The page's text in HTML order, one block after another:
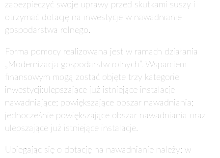
zabezpieczyć swoje uprawy przed skutkami suszy i
otrzymać dotację na inwestycje w nawadnianie
gospodarstwa rolnego.
Forma pomocy realizowana jest w ramach działania
„Modernizacja gospodarstw rolnych”. Wsparciem
finansowym mogą zostać objęte trzy kategorie
inwestycji:ulepszające już istniejące instalacje
nawadniające; powiększające obszar nawadniania;
jednocześnie powiększające obszar nawadniania oraz
ulepszające już istniejące instalacje.
Ubiegając się o dotację na nawadnianie należy: w